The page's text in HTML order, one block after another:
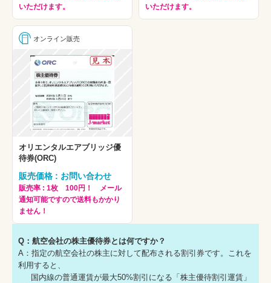
いただけます。
いただけます。
オンライン販売
オリエンタルエアブリッジ優
待券(ORC)
販売価格 : お問い合わせ
販売率 : 1枚 100円！ メール
通知可能ですので送料もかかり
ません！
Q：航空会社の株主優待券とは何ですか？
A：指定の航空会社の株主に対して配布される割引券です。これを
利用すると、
国内線の普通運賃が最大50%割引になる「株主優待割引運賃」